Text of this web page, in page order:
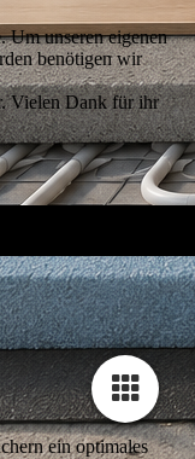
Um unseren eigenen
benötigen wir
Vielen Dank für ihr
ein optimales